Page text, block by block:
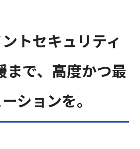
トセキュリティ
まで、高度かつ最
ションを。